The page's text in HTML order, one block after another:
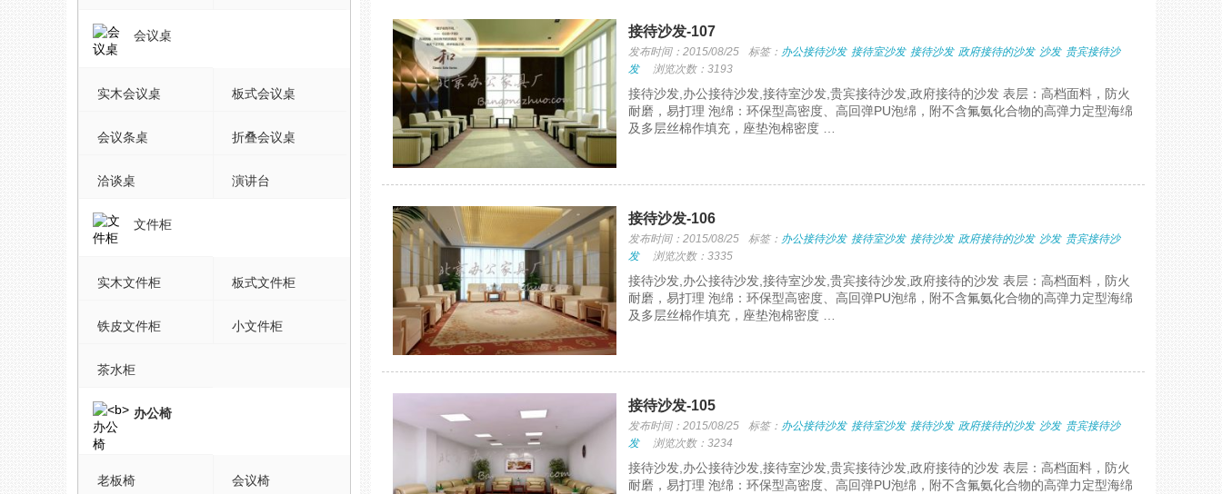
会议桌
实木会议桌 板式会议桌
会议条桌 折叠会议桌
洽谈桌 演讲台
文件柜
实木文件柜 板式文件柜
铁皮文件柜 小文件柜
茶水柜
办公椅
老板椅 会议椅
接待沙发-107
发布时间：2015/08/25 标签： 办公接待沙发 接待室沙发 接待沙发 政府接待的沙发 沙发 贵宾接待沙
发
浏览次数：3193
接待沙发,办公接待沙发,接待室沙发,贵宾接待沙发,政府接待的沙发 表层：高档面料，防火
耐磨，易打理 泡绵：环保型高密度、高回弹PU泡绵，附不含氟氨化合物的高弹力定型海绵
及多层丝棉作填充，座垫泡棉密度 …
接待沙发-106
发布时间：2015/08/25 标签： 办公接待沙发 接待室沙发 接待沙发 政府接待的沙发 沙发 贵宾接待沙
发
浏览次数：3335
接待沙发,办公接待沙发,接待室沙发,贵宾接待沙发,政府接待的沙发 表层：高档面料，防火
耐磨，易打理 泡绵：环保型高密度、高回弹PU泡绵，附不含氟氨化合物的高弹力定型海绵
及多层丝棉作填充，座垫泡棉密度 …
接待沙发-105
发布时间：2015/08/25 标签： 办公接待沙发 接待室沙发 接待沙发 政府接待的沙发 沙发 贵宾接待沙
发
浏览次数：3234
接待沙发,办公接待沙发,接待室沙发,贵宾接待沙发,政府接待的沙发 表层：高档面料，防火
耐磨，易打理 泡绵：环保型高密度、高回弹PU泡绵，附不含氟氨化合物的高弹力定型海绵